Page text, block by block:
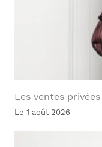
Les ventes
Le 1 août 2026